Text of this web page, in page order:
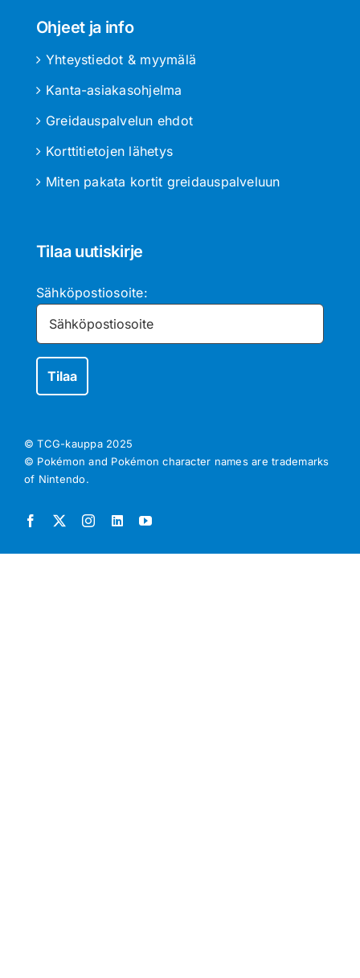
Ohjeet ja info
Yhteystiedot & myymälä
Kanta-asiakasohjelma
Greidauspalvelun ehdot
Korttitietojen lähetys
Miten pakata kortit greidauspalveluun
Tilaa uutiskirje
Sähköpostiosoite:
© TCG-kauppa 2025
© Pokémon and Pokémon character names are trademarks
of Nintendo.